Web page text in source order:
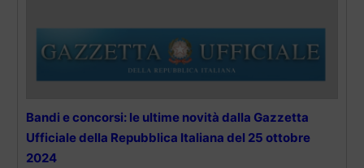
Bandi e concorsi: le ultime novità dalla Gazzetta
Ufficiale della Repubblica Italiana del 25 ottobre
2024